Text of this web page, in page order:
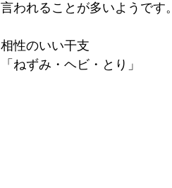
言われることが多いようです。
相性のいい干支
「ねずみ・ヘビ・とり」